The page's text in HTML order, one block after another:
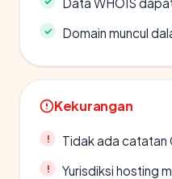
Domain muncul
Kekurangan
Tidak ada catatan
Yurisdiksi hosting